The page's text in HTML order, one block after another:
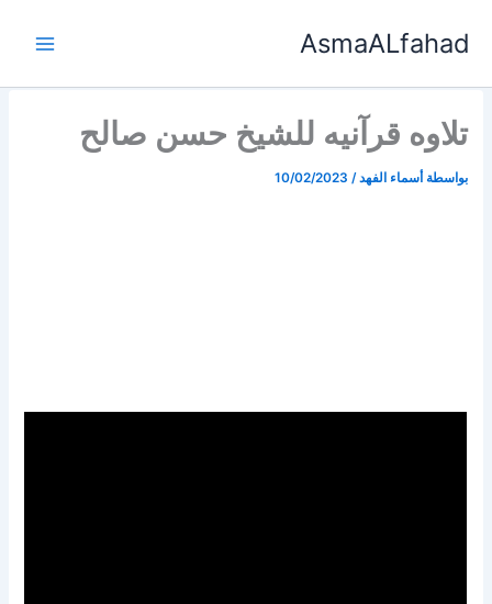
AsmaALfahad
تلاوه قرآنيه للشيخ حسن صالح
بواسطة أسماء الفهد/
10/02/2023